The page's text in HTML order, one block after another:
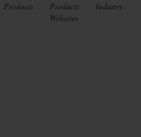
Products
Products
Websites
Industry